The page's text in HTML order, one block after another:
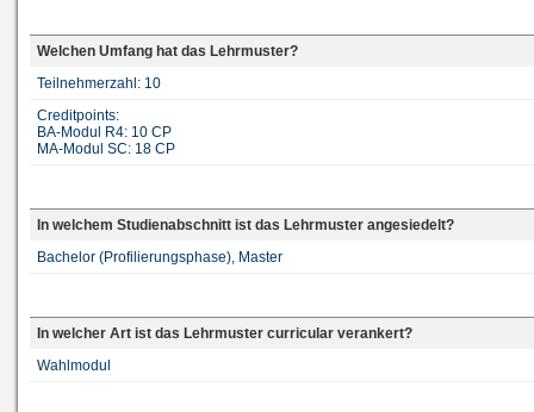
Welchen Umfang hat das Lehrmuster?
Teilnehmerzahl: 10
Creditpoints:
BA-Modul R4: 10 CP
MA-Modul SC: 18 CP
In welchem Studienabschnitt ist das Lehrmuster angesiedelt?
Bachelor (Profilierungsphase), Master
In welcher Art ist das Lehrmuster curricular verankert?
Wahlmodul